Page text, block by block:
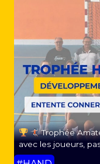
Trophée
avec les joueurs,